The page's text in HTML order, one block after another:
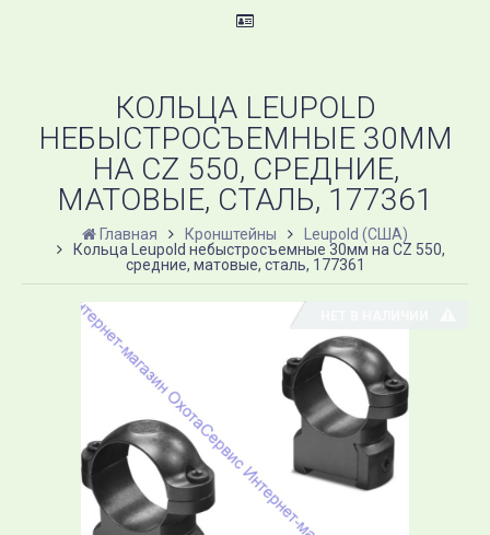
КОЛЬЦА LEUPOLD
НЕБЫСТРОСЪЕМНЫЕ 30ММ
НА CZ 550, СРЕДНИЕ,
МАТОВЫЕ, СТАЛЬ, 177361
Главная Кронштейны
Leupold (США)
Кольца Leupold небыстросъемные 30мм на CZ 550,
средние, матовые, сталь, 177361